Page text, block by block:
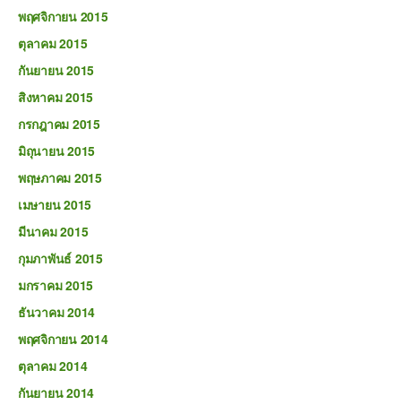
พฤศจิกายน 2015
ตุลาคม 2015
กันยายน 2015
สิงหาคม 2015
กรกฎาคม 2015
มิถุนายน 2015
พฤษภาคม 2015
เมษายน 2015
มีนาคม 2015
กุมภาพันธ์ 2015
มกราคม 2015
ธันวาคม 2014
พฤศจิกายน 2014
ตุลาคม 2014
กันยายน 2014